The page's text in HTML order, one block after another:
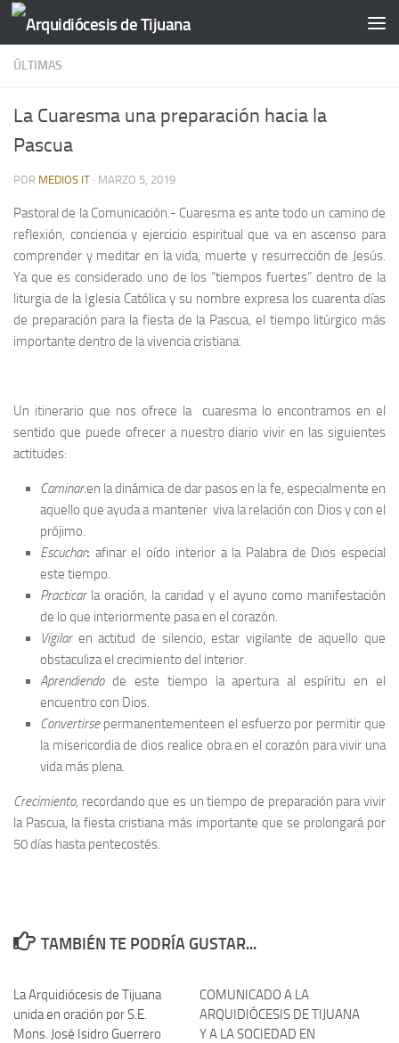
Saltar al contenido
ÚLTIMAS
La Cuaresma una preparación hacia la
Pascua
POR MEDIOS IT · MARZO 5, 2019
Pastoral de la Comunicación.- Cuaresma es ante todo un camino de
reflexión, conciencia y ejercicio espiritual que va en ascenso para
comprender y meditar en la vida, muerte y resurrección de Jesús.
Ya que es considerado uno de los “tiempos fuertes” dentro de la
liturgia de la Iglesia Católica y su nombre expresa los cuarenta días
de preparación para la fiesta de la Pascua, el tiempo litúrgico más
importante dentro de la vivencia cristiana.
Un itinerario que nos ofrece la cuaresma lo encontramos en el
sentido que puede ofrecer a nuestro diario vivir en las siguientes
actitudes:
Caminar:en la dinámica de dar pasos en la fe, especialmente en
aquello que ayuda a mantener viva la relación con Dios y con el
prójimo.
Escuchar: afinar el oído interior a la Palabra de Dios especial
este tiempo.
Practicarla oración, la caridad y el ayuno como manifestación
de lo que interiormente pasa en el corazón.
Vigilaren actitud de silencio, estar vigilante de aquello que
obstaculiza el crecimiento del interior.
Aprendiendo de este tiempo la apertura al espíritu en el
encuentro con Dios.
Convertirse permanentementeen el esfuerzo por permitir que
la misericordia de dios realice obra en el corazón para vivir una
vida más plena.
Crecimiento, recordando que es un tiempo de preparación para vivir
la Pascua, la fiesta cristiana más importante que se prolongará por
50 días hasta pentecostés.
TAMBIÉN TE PODRÍA GUSTAR...
La Arquidiócesis de Tijuana
unida en oración por S.E.
Mons. José Isidro Guerrero
COMUNICADO A LA
ARQUIDIÓCESIS DE TIJUANA
Y A LA SOCIEDAD EN